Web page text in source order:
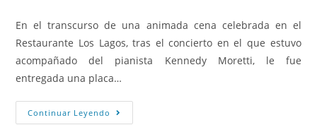
En el transcurso de una animada cena celebrada en el
Restaurante Los Lagos, tras el concierto en el que estuvo
acompañado del pianista Kennedy Moretti, le fue
entregada una placa…
Continuar Leyendo